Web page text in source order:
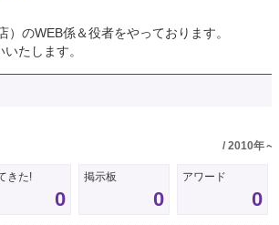
）のWEB係＆役者をやっております。
たします。
/ 2010年～
きた!
0
掲示板
0
アワード
0